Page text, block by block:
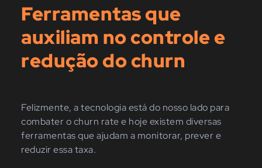
Ferramentas que
auxiliam no controle e
redução do churn
Felizmente, a tecnologia está do nosso lado para
combater o churn rate e hoje existem diversas
ferramentas que ajudam a monitorar, prever e
reduzir essa taxa.